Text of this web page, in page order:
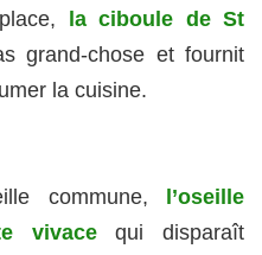
la ciboule de St
grand-chose et fournit
la cuisine.
commune,
l’oseille
vivacequi disparaît